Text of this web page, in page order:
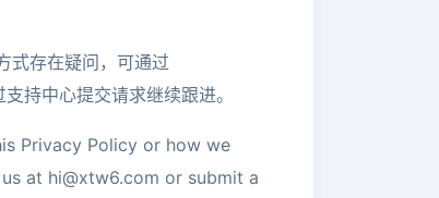
式存在疑问，可通过
持中心提交请求继续跟进。
Privacy Policy or how we
at hi@xtw6.com or submit a